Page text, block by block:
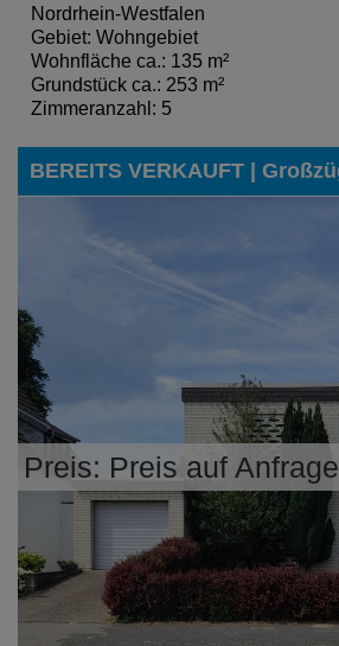
Nordrhein-Westfalen
Gebiet: Wohngebiet
Wohnfläche ca.: 135 m²
Grundstück ca.: 253 m²
Zimmeranzahl: 5
Preis: Preis auf Anfrage